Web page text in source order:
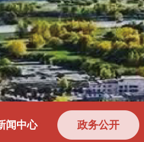
闻中心 政务公开